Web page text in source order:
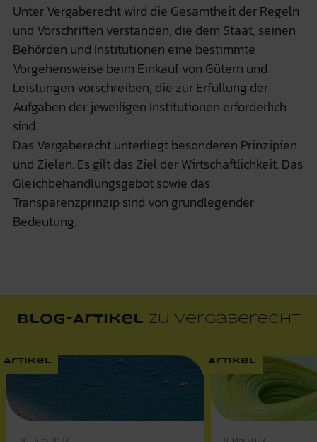
Unter Vergaberecht wird die Gesamtheit der Regeln
und Vorschriften verstanden, die dem Staat, seinen
Behörden und Institutionen eine bestimmte
Vorgehensweise beim Einkauf von Gütern und
Leistungen vorschreiben, die zur Erfüllung der
Aufgaben der jeweiligen Institutionen erforderlich
sind.
Das Vergaberecht unterliegt besonderen Prinzipien
und Zielen. Es gilt das Ziel der Wirtschaftlichkeit. Das
Gleichbehandlungsgebot sowie das
Transparenzprinzip sind von grundlegender
Bedeutung.
Blog-Artikel zu Vergaberecht
Artikel Artikel